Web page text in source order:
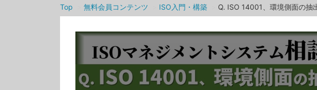
Top 無料会員コンテンツ ISO入門・構築 Q. ISO 14001、環境側面の抽